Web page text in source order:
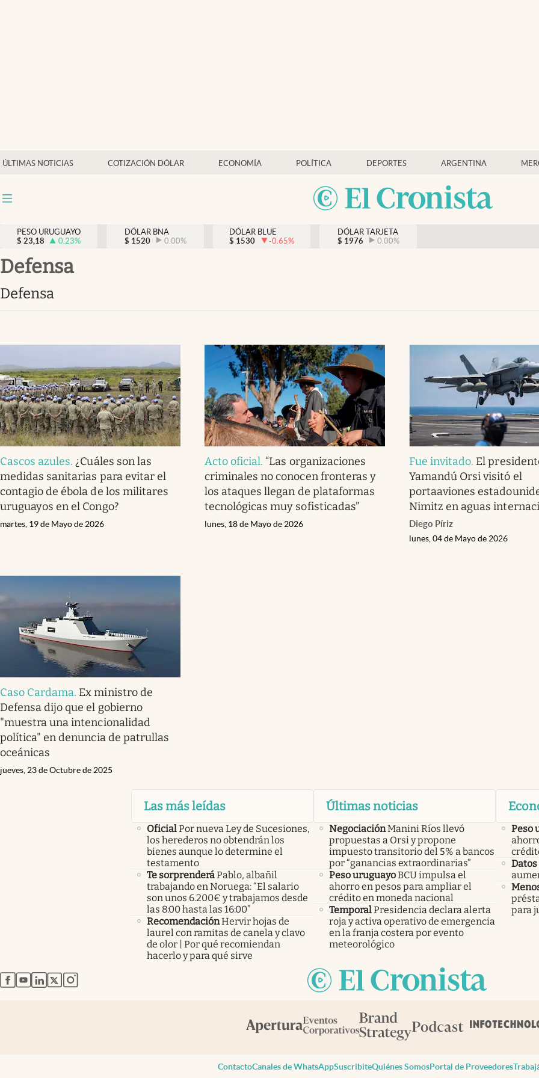
ÚLTIMAS NOTICIAS COTIZACIÓN DÓLAR ECONOMÍA POLÍTICA DEPORTES ARGENTINA
PESO URUGUAYO
$ 23,18 0.23%
DÓLAR BNA
$ 1520 0.00%
DÓLAR BLUE
$ 1530 -0.65%
DÓLAR TARJETA
$ 1976 0.00%
Defensa
Defensa
Cascos azules. ¿Cuáles son las
medidas sanitarias para evitar el
contagio de ébola de los militares
uruguayos en el Congo?
martes, 19 de Mayo de 2026
Acto oficial.“Las organizaciones
criminales no conocen fronteras y
los ataques llegan de plataformas
tecnológicas muy sofisticadas”
lunes, 18 de Mayo de 2026
Fue invitado. El
Yamandú Orsi visitó el
portaaviones
Nimitz en aguas
Diego Píriz
lunes, 04 de Mayo de 2026
Caso Cardama. Ex ministro de
Defensa dijo que el gobierno
"muestra una intencionalidad
política" en denuncia de patrullas
oceánicas
jueves, 23 de Octubre de 2025
Las más leídas
OficialPor nueva Ley de Sucesiones,
los herederos no obtendrán los
bienes aunque lo determine el
testamento
Te sorprenderáPablo, albañil
trabajando en Noruega: “El salario
son unos 6.200€ y trabajamos desde
las 8:00 hasta las 16:00”
RecomendaciónHervir hojas de
laurel con ramitas de canela y clavo
de olor | Por qué recomiendan
hacerlo y para qué sirve
Últimas noticias
NegociaciónManini Ríos llevó
propuestas a Orsi y propone
impuesto transitorio del 5% a bancos
por “ganancias extraordinarias”
Peso uruguayoBCU impulsa el
ahorro en pesos para ampliar el
crédito en moneda nacional
TemporalPresidencia declara alerta
roja y activa operativo de emergencia
en la franja costera por evento
meteorológico
Peso
para
abre en nueva pestaña
abre en nueva pestaña
abre en nueva pestaña
abre en nueva pestaña
abre en nueva pestaña
ContactoCanales de WhatsAppSuscribiteQuiénes SomosPortal de Proveedores